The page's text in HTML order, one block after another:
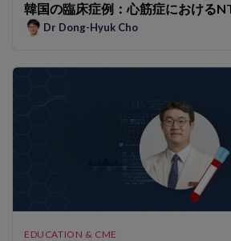
韓国の臨床症例：心筋症における
Dr Dong-Hyuk Cho
EDUCATION & CME